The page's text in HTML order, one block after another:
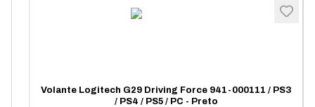
Volante Logitech G29 Driving Force 941-000111 / PS3
/ PS4 / PS5 / PC - Preto